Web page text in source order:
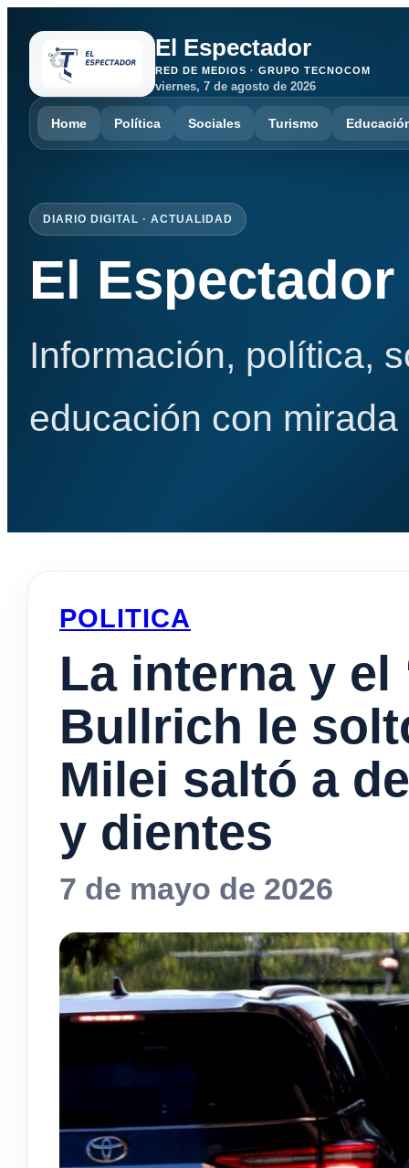
El Espectador
RED DE MEDIOS · GRUPO TECNOCOM
viernes, 7 de agosto de 2026
Home Política Sociales Turismo
DIARIO DIGITAL · ACTUALIDAD
El Espectador
Información, política,
educación con
POLITICA
La interna y el
Bullrich le
Milei saltó a
y dientes
7 de mayo de 2026